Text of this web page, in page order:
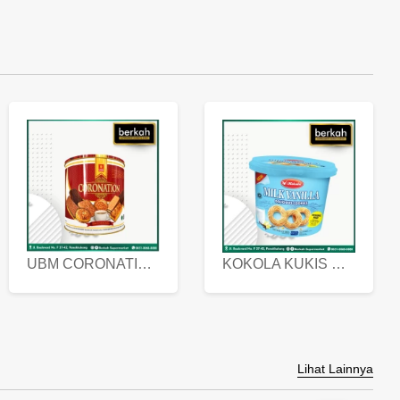
UBM CORONATION ASSORTED BISKUIT KALENG 450 GRAM KOKOLA KUKIS HYGIENIC MILK VANILLA PACK 320 GR
Lihat Lainnya